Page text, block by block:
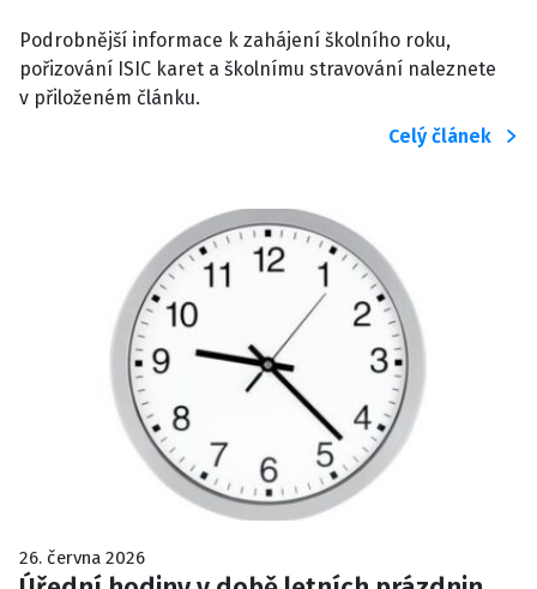
Podrobnější informace k zahájení školního roku,
pořizování ISIC karet a školnímu stravování naleznete
v přiloženém článku.
Celý článek
26. června 2026